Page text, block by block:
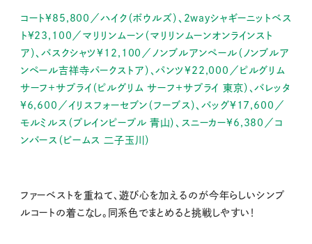
コート¥85,800／ハイク（ボウルズ）、2wayシャギーニットベス
ト¥23,100／マリリンムーン（マリリンムーンオンラインスト
ア）、バスクシャツ¥12,100／ノンブルアンペール（ノンブルア
ンペール吉祥寺パークストア）、パンツ¥22,000／ピルグリム
サーフ＋サプライ（ピルグリム サーフ＋サプライ 東京）、バレッタ
¥6,600／イリスフォーセブン（フーブス）、バッグ¥17,600／
モルミルス（プレインピープル 青山）、スニーカー¥6,380／コ
ンバース（ビームス 二子玉川）
ファーベストを重ねて、遊び心を加えるのが今年らしいシンプ
ルコートの着こなし。同系色でまとめると挑戦しやすい！